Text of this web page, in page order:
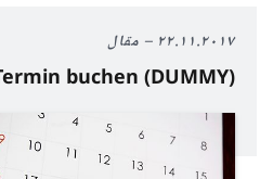
٢٢.١١.٢٠١٧ مقال
buchen (DUMMY)